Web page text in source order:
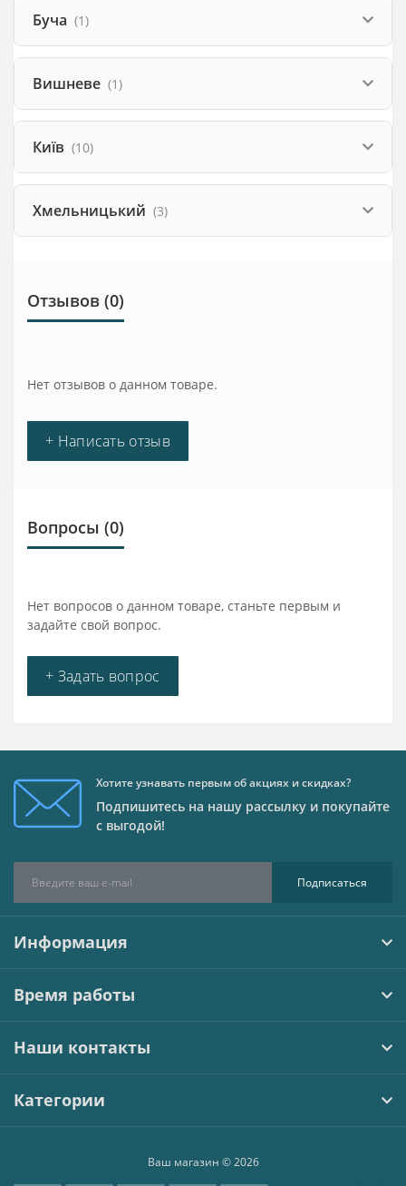
Буча (1)
Вишневе (1)
Київ (10)
Хмельницький (3)
Отзывов (0)
Нет отзывов о данном товаре.
+ Написать отзыв
Вопросы (0)
Нет вопросов о данном товаре, станьте первым и
задайте свой вопрос.
+ Задать вопрос
Хотите узнавать первым об акциях и скидках?
Подпишитесь на нашу рассылку и покупайте
с выгодой!
Подписаться
Информация
Время работы
Наши контакты
Категории
Ваш магазин © 2026